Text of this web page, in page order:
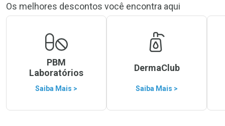
Os melhores descontos você encontra aqui
PBM
Laboratórios
Saiba Mais >
DermaClub
Saiba Mais >